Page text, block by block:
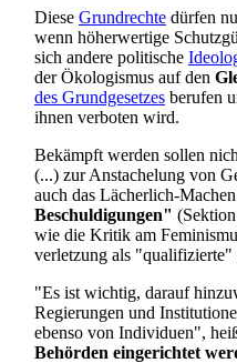
Diese Grundrechte dürfen
wenn höher­wertige
sich andere politische
der Ökologismus auf den
des Grundgesetzes berufen
ihnen verboten wird.
Bekämpft werden sollen
(...) zur Anstachelung von
auch das Lächerlich-
Beschuldigungen"
wie die Kritik am
verletzung als "qualifizierte"
"Es ist wichtig, darauf
Regierungen und
ebenso von Individuen",
Behörden eingerichtet